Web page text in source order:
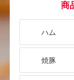
商
ハム
焼豚